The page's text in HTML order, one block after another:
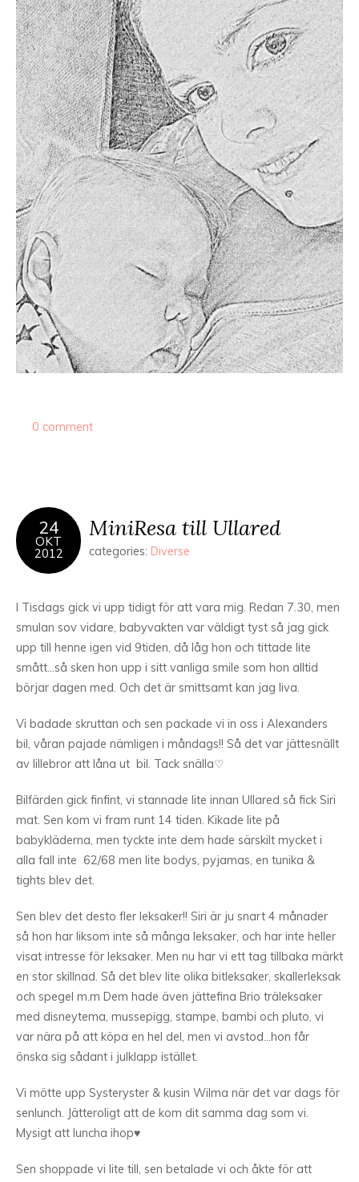
0 comment
24
OKT
2012
MiniResa till Ullared
categories: Diverse
I Tisdags gick vi upp tidigt för att vara mig. Redan 7.30, men
smulan sov vidare, babyvakten var väldigt tyst så jag gick
upp till henne igen vid 9tiden, då låg hon och tittade lite
smått…så sken hon upp i sitt vanliga smile som hon alltid
börjar dagen med. Och det är smittsamt kan jag liva.
Vi badade skruttan och sen packade vi in oss i Alexanders
bil, våran pajade nämligen i måndags!! Så det var jättesnällt
av lillebror att låna ut bil. Tack snälla♡
Bilfärden gick finfint, vi stannade lite innan Ullared så fick Siri
mat. Sen kom vi fram runt 14 tiden. Kikade lite på
babykläderna, men tyckte inte dem hade särskilt mycket i
alla fall inte 62/68 men lite bodys, pyjamas, en tunika &
tights blev det.
Sen blev det desto fler leksaker!! Siri är ju snart 4 månader
så hon har liksom inte så många leksaker, och har inte heller
visat intresse för leksaker. Men nu har vi ett tag tillbaka märkt
en stor skillnad. Så det blev lite olika bitleksaker, skallerleksak
och spegel m.m Dem hade även jättefina Brio träleksaker
med disneytema, mussepigg, stampe, bambi och pluto, vi
var nära på att köpa en hel del, men vi avstod…hon får
önska sig sådant i julklapp istället.
Vi mötte upp Systeryster & kusin Wilma när det var dags för
senlunch. Jätteroligt att de kom dit samma dag som vi.
Mysigt att luncha ihop♥
Sen shoppade vi lite till, sen betalade vi och åkte för att